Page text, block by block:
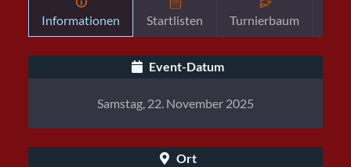
Informationen Startlisten Turnierbaum
Event-Datum
Samstag, 22. November 2025
Ort